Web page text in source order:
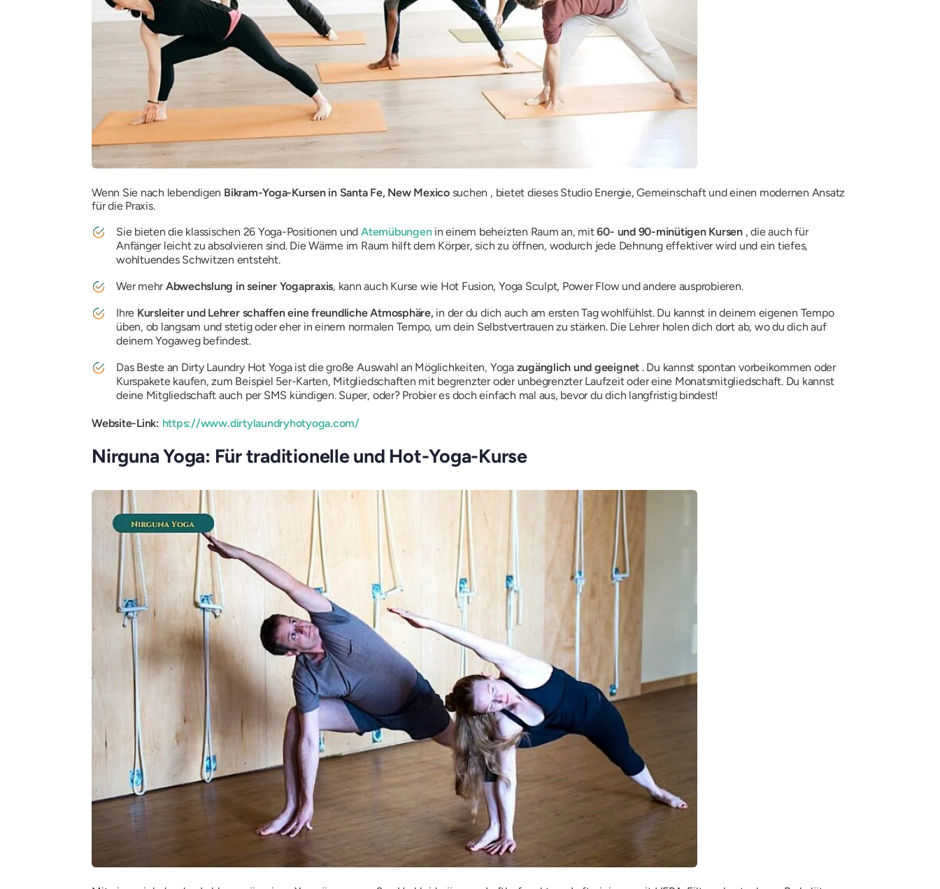
Wenn Sie nach lebendigen Bikram-Yoga-Kursen in Santa Fe, New Mexico suchen , bietet dieses Studio Energie, Gemeinschaft und einen modernen Ansatz
für die Praxis.
Sie bieten die klassischen 26 Yoga-Positionen und Atemübungenin einem beheizten Raum an, mit60- und 90-minütigen Kursen , die auch für
Anfänger leicht zu absolvieren sind. Die Wärme im Raum hilft dem Körper, sich zu öffnen, wodurch jede Dehnung effektiver wird und ein tiefes,
wohltuendes Schwitzen entsteht.
Wer mehrAbwechslung in seiner Yogapraxis, kann auch Kurse wie Hot Fusion, Yoga Sculpt, Power Flow und andere ausprobieren.
Ihre Kursleiter und Lehrer schaffen eine freundliche Atmosphäre,in der du dich auch am ersten Tag wohlfühlst. Du kannst in deinem eigenen Tempo
üben, ob langsam und stetig oder eher in einem normalen Tempo, um dein Selbstvertrauen zu stärken. Die Lehrer holen dich dort ab, wo du dich auf
deinem Yogaweg befindest.
Das Beste an Dirty Laundry Hot Yoga ist die große Auswahl an Möglichkeiten, Yoga zugänglich und geeignet . Du kannst spontan vorbeikommen oder
Kurspakete kaufen, zum Beispiel 5er-Karten, Mitgliedschaften mit begrenzter oder unbegrenzter Laufzeit oder eine Monatsmitgliedschaft. Du kannst
deine Mitgliedschaft auch per SMS kündigen. Super, oder? Probier es doch einfach mal aus, bevor du dich langfristig bindest!
Website-Link: https://www.dirtylaundryhotyoga.com/
Nirguna Yoga: Für traditionelle und Hot-Yoga-Kurse